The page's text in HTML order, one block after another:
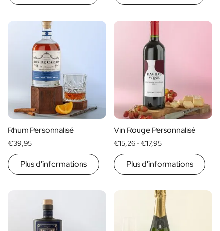
Rhum Personnalisé
€39,95
Plus d'informations
Vin Rouge Personnalisé
€15,26 -€17,95
Plus d'informations